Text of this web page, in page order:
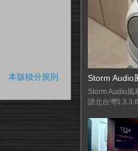
本版積分規則 Storm Audio
Storm Audio風
譜北台灣